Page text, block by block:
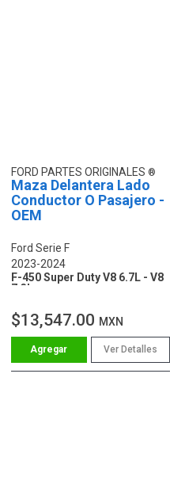
FORD PARTES ORIGINALES
Maza Delantera Lado
Conductor O Pasajero -
OEM
Ford Serie F
2023-2024
F-450 Super Duty V8 6.7L - V8
7.3L
$13,547.00 MXN
Ver Detalles